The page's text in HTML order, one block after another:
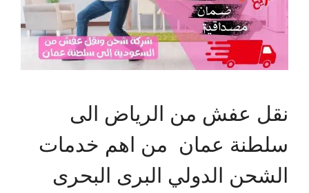
نقل عفش من الرياض الى
سلطنة عمان من اهم خدمات
الشحن الدولي البرى البحرى